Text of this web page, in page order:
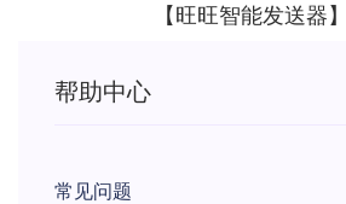
【旺旺智能发送器
帮助中心
常见问题